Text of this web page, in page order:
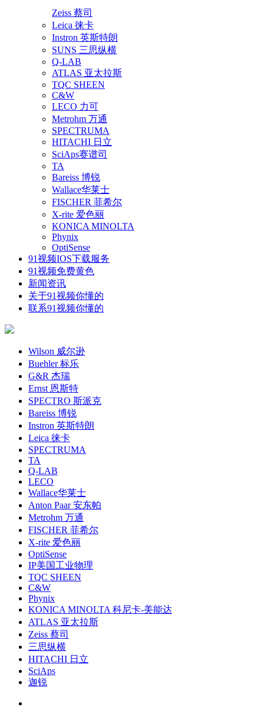
Zeiss 蔡司
Leica 徕卡
Instron 英斯特朗
SUNS 三思纵横
Q-LAB
ATLAS 亚太拉斯
TQC SHEEN
C&W
LECO 力可
Metrohm 万通
SPECTRUMA
HITACHI 日立
SciAps赛谱司
TA
Bareiss 博锐
Wallace华莱士
FISCHER 菲希尔
X-rite 爱色丽
KONICA MINOLTA
Phynix
OptiSense
91视频IOS下载服务
91视频免费黄色
新闻资讯
关于91视频你懂的
联系91视频你懂的
Wilson 威尔逊
Buehler 标乐
G&R 杰瑞
Ernst 恩斯特
SPECTRO 斯派克
Bareiss 博锐
Instron 英斯特朗
Leica 徕卡
SPECTRUMA
TA
Q-LAB
LECO
Wallace华莱士
Anton Paar 安东帕
Metrohm 万通
FISCHER 菲希尔
X-rite 爱色丽
OptiSense
IP美国工业物理
TQC SHEEN
C&W
Phynix
KONICA MINOLTA 科尼卡-美能达
ATLAS 亚太拉斯
Zeiss 蔡司
三思纵横
HITACHI 日立
SciAps
迦锐